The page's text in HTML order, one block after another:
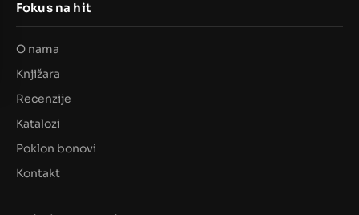
Fokus na hit
O nama
Knjižara
Recenzije
Katalozi
Poklon bonovi
Kontakt